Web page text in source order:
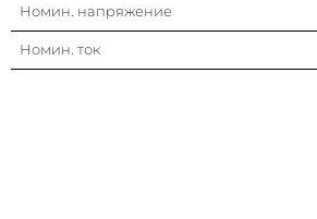
Номин. напряжение
Номин. ток